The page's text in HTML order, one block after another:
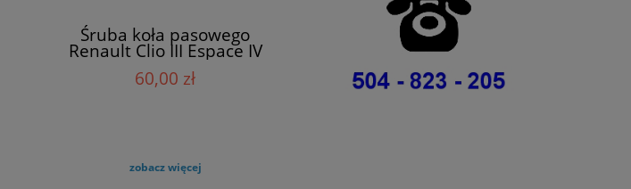
Śruba koła pasowego
Renault Clio III Espace IV
Laguna II III Megane II Scenic
II 8200608653
60,00 zł
zobacz więcej